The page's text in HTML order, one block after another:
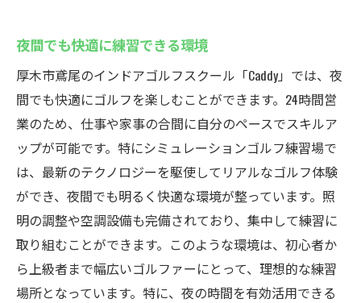
夜間でも快適に練習できる環境
厚木市鳶尾のインドアゴルフスクール「Caddy」では、夜
間でも快適にゴルフを楽しむことができます。24時間営
業のため、仕事や家事の合間に自分のペースでスキルア
ップが可能です。特にシミュレーションゴルフ練習場で
は、最新のテクノロジーを駆使してリアルなゴルフ体験
ができ、夜間でも明るく快適な環境が整っています。照
明の調整や空調設備も完備されており、集中して練習に
取り組むことができます。このような環境は、初心者か
ら上級者まで幅広いゴルファーにとって、理想的な練習
場所となっています。特に、夜の時間を有効活用できる